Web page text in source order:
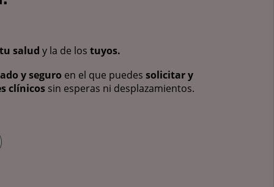
tu salud y la de los tuyos.
y seguro en el que puedes solicitar y
clínicos sin esperas ni desplazamientos.